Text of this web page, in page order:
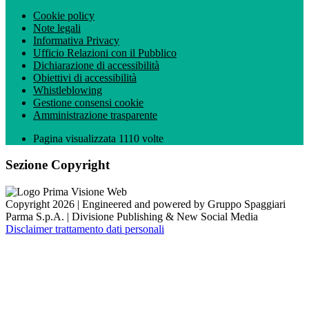
Cookie policy
Note legali
Informativa Privacy
Ufficio Relazioni con il Pubblico
Dichiarazione di accessibilità
Obiettivi di accessibilità
Whistleblowing
Gestione consensi cookie
Amministrazione trasparente
Pagina visualizzata 1110 volte
Sezione Copyright
Copyright 2026 | Engineered and powered by Gruppo Spaggiari
Parma S.p.A. | Divisione Publishing & New Social Media
Disclaimer trattamento dati personali